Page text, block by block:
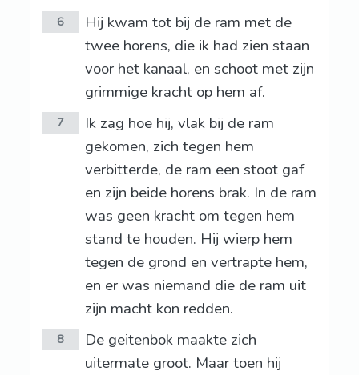
6
Hij kwam tot bij de ram met de
twee horens, die ik had zien staan
voor het kanaal, en schoot met zijn
grimmige kracht op hem af.
7
Ik zag hoe hij, vlak bij de ram
gekomen, zich tegen hem
verbitterde, de ram een stoot gaf
en zijn beide horens brak. In de ram
was geen kracht om tegen hem
stand te houden. Hij wierp hem
tegen de grond en vertrapte hem,
en er was niemand die de ram uit
zijn macht kon redden.
8
De geitenbok maakte zich
uitermate groot. Maar toen hij